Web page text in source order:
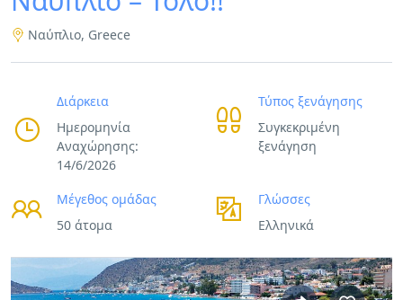
Ναύπλιο, Greece
Διάρκεια
Ημερομηνία
Αναχώρησης:
14/6/2026
Τύπος ξενάγησης
Συγκεκριμένη
ξενάγηση
Μέγεθος ομάδας
50 άτομα
Γλώσσες
Ελληνικά